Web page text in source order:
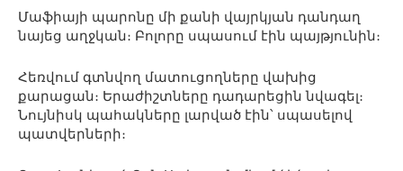
Մաֆիայի պարոնը մի քանի վայրկյան դանդաղ
նայեց աղջկան։ Բոլորը սպասում էին պայթյունին։
Հեռվում գտնվող մատուցողները վախից
քարացան։ Երաժիշտները դադարեցին նվագել։
Նույնիսկ պահակները լարված էին՝ սպասելով
պատվերների։